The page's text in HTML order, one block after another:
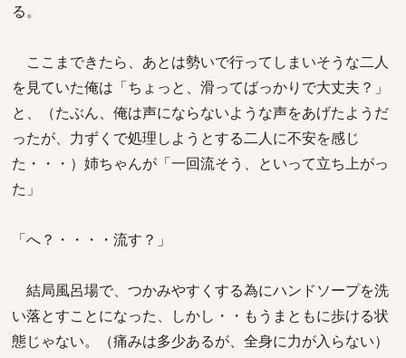
る。
ここまできたら、あとは勢いで行ってしまいそうな二人
を見ていた俺は「ちょっと、滑ってばっかりで大丈夫？」
と、（たぶん、俺は声にならないような声をあげたようだ
ったが、力ずくで処理しようとする二人に不安を感じ
た・・・）姉ちゃんが「一回流そう、といって立ち上がっ
た」
「へ？・・・・流す？」
結局風呂場で、つかみやすくする為にハンドソープを洗
い落とすことになった、しかし・・もうまともに歩ける状
態じゃない。（痛みは多少あるが、全身に力が入らない）